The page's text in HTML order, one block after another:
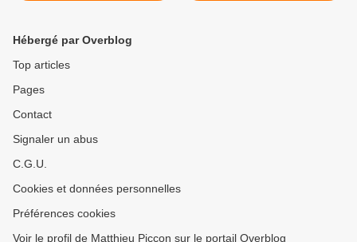
Hébergé par Overblog
Top articles
Pages
Contact
Signaler un abus
C.G.U.
Cookies et données personnelles
Préférences cookies
Voir le profil de Matthieu Piccon sur le portail Overblog